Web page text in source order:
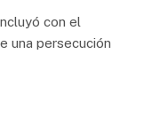
con el
una persecución